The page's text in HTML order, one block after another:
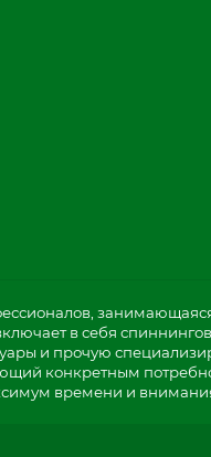
в себя
и прочую
конкретным
времени и